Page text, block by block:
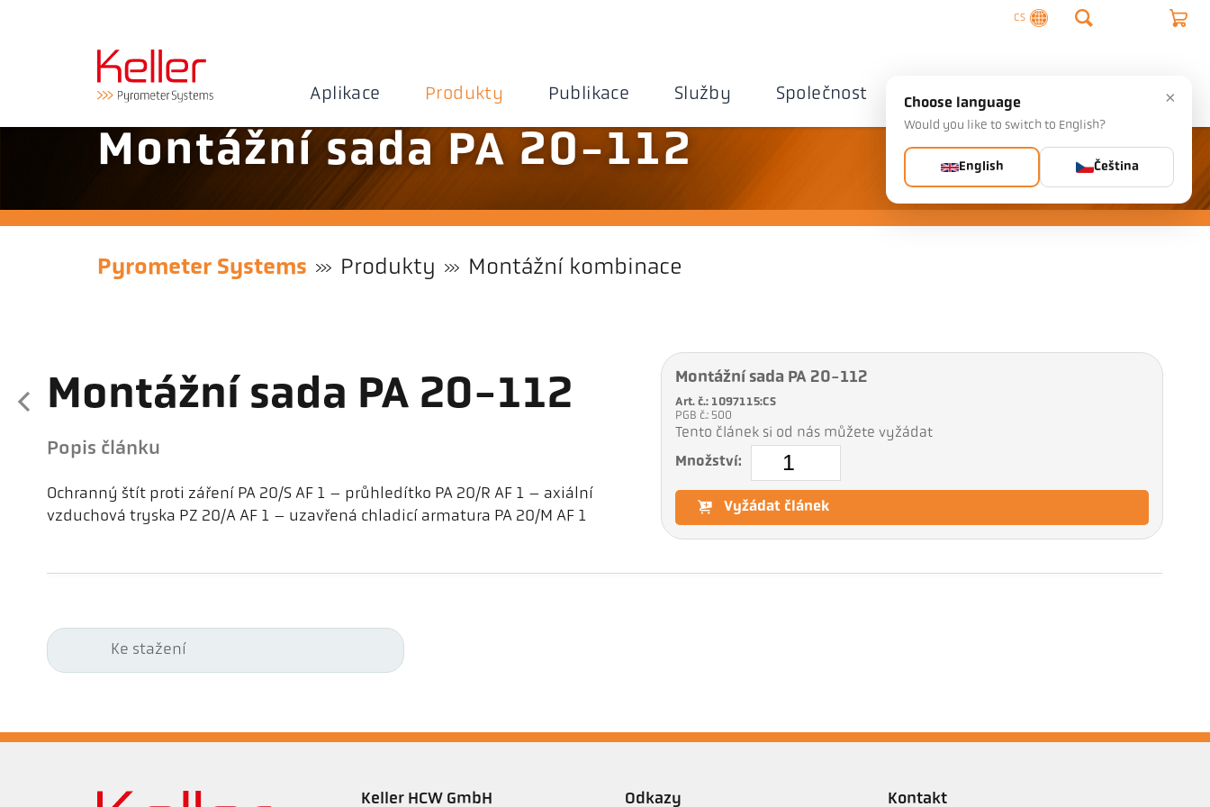
CS
Aplikace Produkty Publikace Služby Společnost Kontaktujte nás
Montážní sada PA 20-112
Pyrometer Systems Produkty Montážní kombinace
Montážní sada PA 20-112
Popis článku
Ochranný štít proti záření PA 20/S AF 1 – průhledítko PA 20/R AF 1 – axiální
vzduchová tryska PZ 20/A AF 1 – uzavřená chladicí armatura PA 20/M AF 1
Montážní sada PA 20-112
Art. č.: 1097115:CS
PGB č.: 500
Tento článek si od nás můžete vyžádat
Množství:
Vyžádat článek
Ke stažení
Keller HCW GmbH Odkazy Kontakt
×
Choose language
Would you like to switch to English?
English Čeština